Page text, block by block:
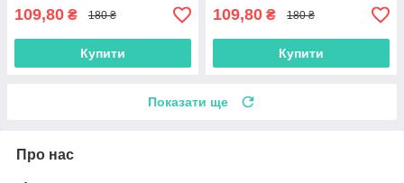
109,80 ₴ 180 ₴
Купити
109,80 ₴ 180 ₴
Купити
Показати ще
Про нас